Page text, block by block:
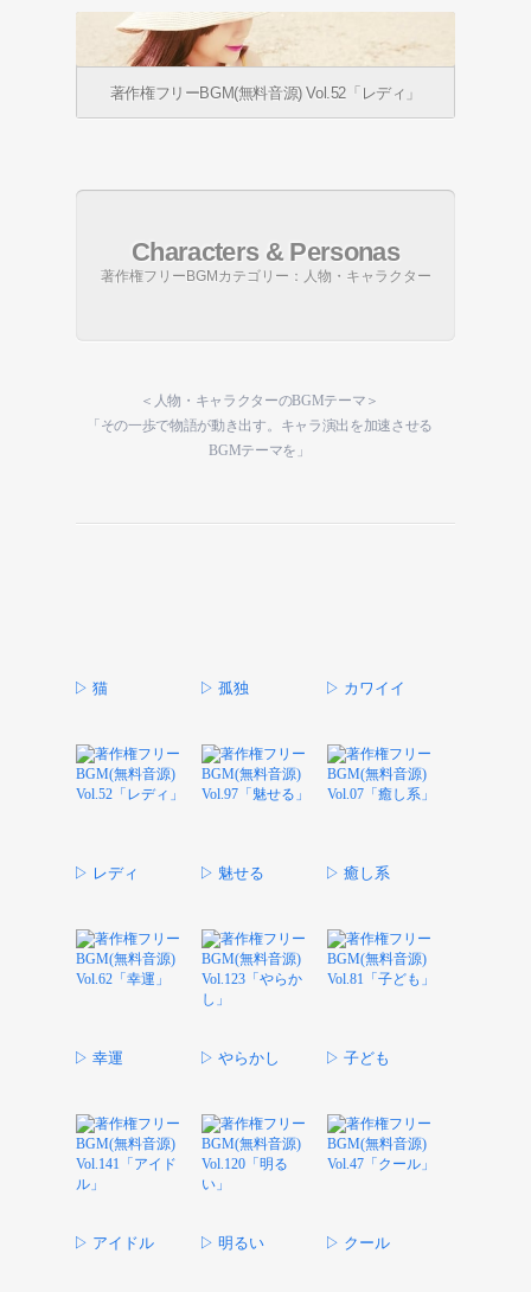
著作権フリーBGM(無料音源) Vol.52「レディ」
Characters & Personas
著作権フリーBGMカテゴリー：人物・キャラクター
＜人物・キャラクターのBGMテーマ＞
「その一歩で物語が動き出す。キャラ演出を加速させる
BGMテーマを」
▷ 猫 ▷ 孤独 ▷ カワイイ
▷ レディ ▷ 魅せる ▷ 癒し系
▷ 幸運 ▷ やらかし ▷ 子ども
▷ アイドル ▷ 明るい ▷ クール